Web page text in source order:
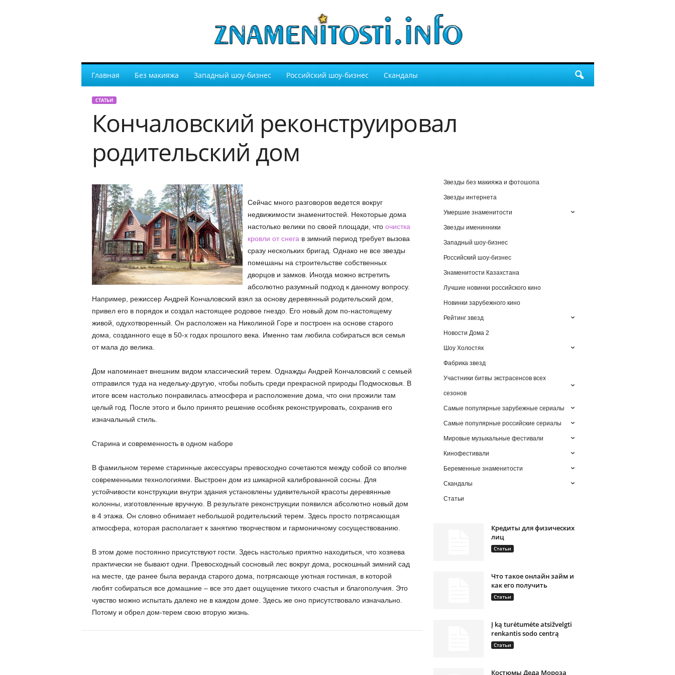
Главная Без макияжа Западный шоу-бизнес Российский шоу-бизнес Скандалы
СТАТЬИ
Кончаловский реконструировал
родительский дом
Сейчас много разговоров ведется вокруг
недвижимости знаменитостей. Некоторые дома
настолько велики по своей площади, что очистка
кровли от снега в зимний период требует вызова
сразу нескольких бригад. Однако не все звезды
помешаны на строительстве собственных
дворцов и замков. Иногда можно встретить
абсолютно разумный подход к данному вопросу.
Например, режиссер Андрей Кончаловский взял за основу деревянный родительский дом,
привел его в порядок и создал настоящее родовое гнездо. Его новый дом по-настоящему
живой, одухотворенный. Он расположен на Николиной Горе и построен на основе старого
дома, созданного еще в 50-х годах прошлого века. Именно там любила собираться вся семья
от мала до велика.
Дом напоминает внешним видом классический терем. Однажды Андрей Кончаловский с семьей
отправился туда на недельку-другую, чтобы побыть среди прекрасной природы Подмосковья. В
итоге всем настолько понравилась атмосфера и расположение дома, что они прожили там
целый год. После этого и было принято решение особняк реконструировать, сохранив его
изначальный стиль.
Старина и современность в одном наборе
В фамильном тереме старинные аксессуары превосходно сочетаются между собой со вполне
современными технологиями. Выстроен дом из шикарной калиброванной сосны. Для
устойчивости конструкции внутри здания установлены удивительной красоты деревянные
колонны, изготовленные вручную. В результате реконструкции появился абсолютно новый дом
в 4 этажа. Он словно обнимает небольшой родительский терем. Здесь просто потрясающая
атмосфера, которая располагает к занятию творчеством и гармоничному сосуществованию.
В этом доме постоянно присутствуют гости. Здесь настолько приятно находиться, что хозяева
практически не бывают одни. Превосходный сосновый лес вокруг дома, роскошный зимний сад
на месте, где ранее была веранда старого дома, потрясающе уютная гостиная, в которой
любят собираться все домашние – все это дает ощущение тихого счастья и благополучия. Это
чувство можно испытать далеко не в каждом доме. Здесь же оно присутствовало изначально.
Потому и обрел дом-терем свою вторую жизнь.
Звезды без макияжа и фотошопа
Звезды интернета
Умершие знаменитости
Звезды именинники
Западный шоу-бизнес
Российский шоу-бизнес
Знаменитости Казахстана
Лучшие новинки российского кино
Новинки зарубежного кино
Рейтинг звезд
Новости Дома 2
Шоу Холостяк
Фабрика звезд
Участники битвы экстрасенсов всех
сезонов
Самые популярные зарубежные сериалы
Самые популярные российские сериалы
Мировые музыкальные фестивали
Кинофестивали
Беременные знаменитости
Скандалы
Статьи
Кредиты для физических
лиц
Статьи
Что такое онлайн займ и
как его получить
Статьи
Į ką turėtumėte atsižvelgti
renkantis sodo centrą
Статьи
Костюмы Деда Мороза